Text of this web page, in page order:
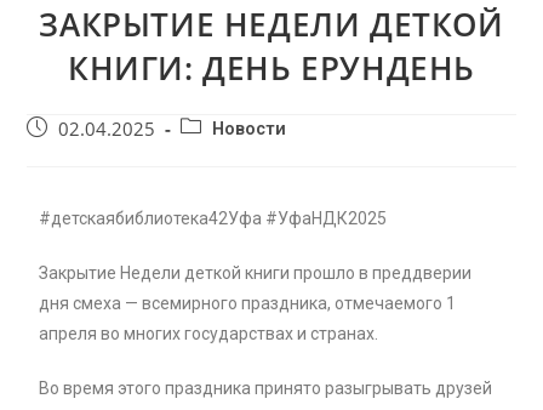
ЗАКРЫТИЕ НЕДЕЛИ ДЕТКОЙ
КНИГИ: ДЕНЬ ЕРУНДЕНЬ
02.04.2025 Новости
#детскаябиблиотека42Уфа #УфаНДК2025
Закрытие Недели деткой книги прошло в преддверии
дня смеха — всемирного праздника, отмечаемого 1
апреля во многих государствах и странах.
Во время этого праздника принято разыгрывать друзей